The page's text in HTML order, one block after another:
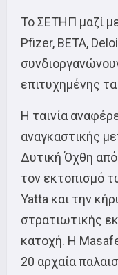
Το ΣΕΤΗΠ μαζί
Pfizer, BETA,
επιτυχημένης
Η ταινία
αναγκαστικής
Δυτική Όχθη
τον εκτοπισμό
Yatta και την
στρατιωτικής
κατοχή. Η
20 αρχαία